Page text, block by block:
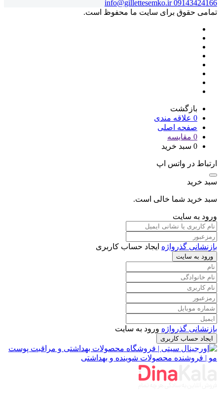
09143424166
info@gillettesemko.ir
تمامی حقوق برای سایت ما محفوظ است.
بازگشت
0 علاقه مندی
صفحه اصلی
0 مقایسه
0 سبد خرید
ارتباط در واتس اپ
سبد خرید
سبد خرید شما خالی است.
ورود به سایت
بازنشانی گذرواژه ایجاد حساب کاربری
ورود به سایت
بازنشانی گذرواژه ورود به سایت
ایجاد حساب کاربری